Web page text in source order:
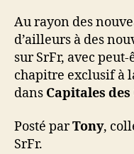
Au rayon des
d’ailleurs à des
sur SrFr, avec
chapitre exclusif à
dans Capitales
Posté parTony,
SrFr.